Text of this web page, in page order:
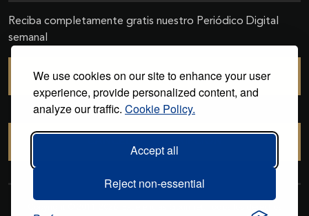
We use cookies on our site to enhance your user
experience, provide personalized content, and
analyze our traffic. Cookie Policy.
Accept all
Reject non-essential
Reciba completamente gratis nuestro Periódico Digital
semanal
SUSCRIBIRSE